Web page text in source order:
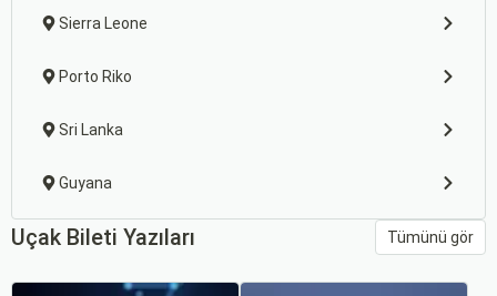
Sierra Leone
Porto Riko
Sri Lanka
Guyana
Uçak Bileti Yazıları Tümünü gör